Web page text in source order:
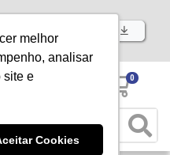
melhor
analisar
site e
Cookies
Baixe já nosso APP
0